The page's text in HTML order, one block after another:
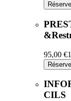
95,00 €
CILS